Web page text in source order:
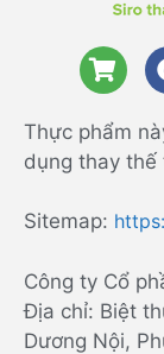
Thực phẩm
dụng thay thế
Sitemap:
Công ty Cổ
Địa chỉ: Biệt
Dương Nội,